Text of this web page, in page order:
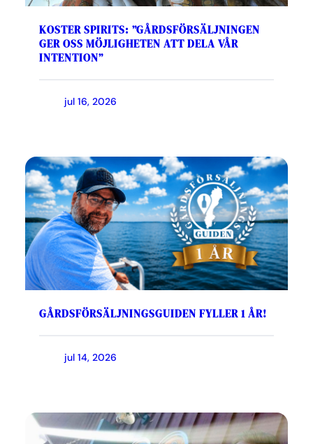
KOSTER SPIRITS: ”GÅRDSFÖRSÄLJNINGEN
GER OSS MÖJLIGHETEN ATT DELA VÅR
INTENTION”
jul 16, 2026
GÅRDSFÖRSÄLJNINGSGUIDEN FYLLER 1 ÅR!
jul 14, 2026